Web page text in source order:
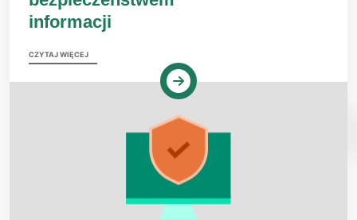
informacji
CZYTAJ WIĘCEJ